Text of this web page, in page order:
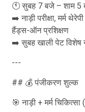
🕚 सुबह 7 बजे – शाम 5
➡️ नाड़ी परीक्षा, मर्म
हैंड्स-ऑन प्रशिक्षण
➡️ सुबह खाली पेट विशेष
---
## 💰 पंजीकरण शुल्क
🎯 नाड़ी + मर्म